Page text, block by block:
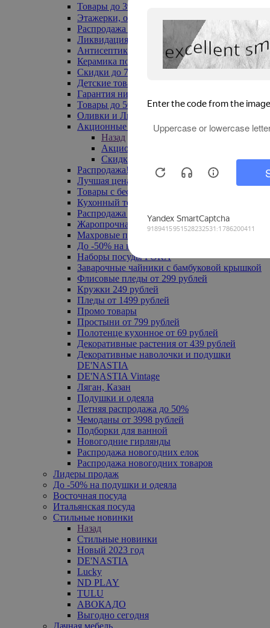
Товары до 399₽
Этажерки, обувницы
Распродажа текстиля до -50%
Ликвидация до -70%
Антисептики
Керамика по 129 руб
Скидки до 70%
Детские товары
Гарантия низкой цены
Товары до 500 руб
Оливки и Лимоны
Акционные товары
Назад
Акционные товары
Скидка 20% по промокоду
Распродажа! Ульяновск до -70%
Лучшая цена
Товары с бесплатной доставкой
Кухонный текстиль
Распродажа до -50%
Жаропрочная посуда
Махровые полотенца
До -50% на ковры
Наборы посуды FORA
Заварочные чайники с бамбуковой крышкой
Флисовые пледы от 299 рублей
Кружки 249 рублей
Пледы от 1499 рублей
Промо товары
Простыни от 799 рублей
Полотенце кухонное от 69 рублей
Декоративные растения от 439 рублей
Декоративные наволочки и подушки
DE'NASTIA
DE'NASTIA Vintage
Ляган, Казан
Подушки и одеяла
Летняя распродажа до 50%
Чемоданы от 3998 рублей
Подборки для ванной
Новогодние гирлянды
Распродажа новогодних елок
Распродажа новогодних товаров
Лидеры продаж
До -50% на подушки и одеяла
Восточная посуда
Итальянская посуда
Стильные новинки
Назад
Стильные новинки
Новый 2023 год
DE'NASTIA
Lucky
ND PLAY
TULU
АВОКАДО
Выгодно сегодня
Дачная мебель